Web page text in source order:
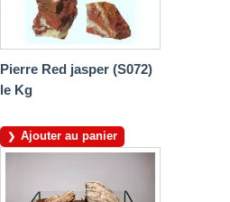
Pierre Red jasper (S072)
le Kg
Ajouter au panier